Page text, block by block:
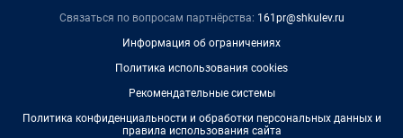
Связаться по вопросам партнёрства: 161pr@shkulev.ru
Информация об ограничениях
Политика использования cookies
Рекомендательные системы
Политика конфиденциальности и обработки персональных данных и
правила использования сайта